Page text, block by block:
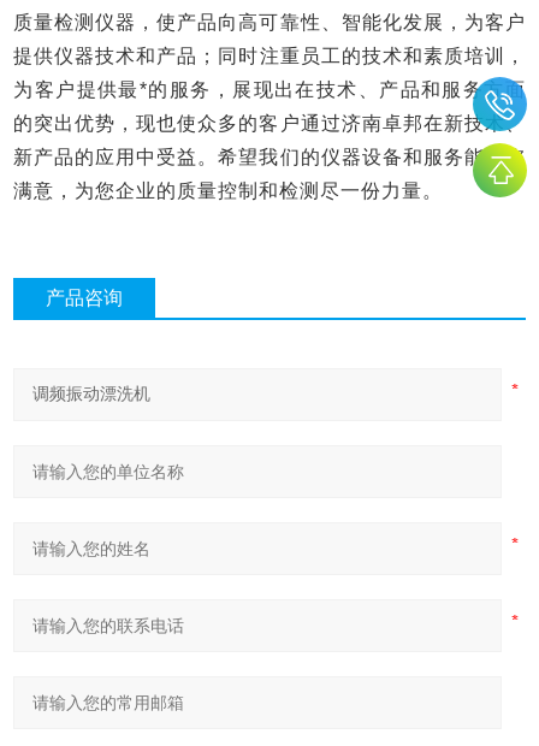
质量检测仪器，使产品向高可靠性、智能化发展，为客户
提供仪器技术和产品；同时注重员工的技术和素质培训，
为客户提供最*的服务，展现出在技术、产品和服务方面
的突出优势，现也使众多的客户通过济南卓邦在新技术、
新产品的应用中受益。希望我们的仪器设备和服务能让您
满意，为您企业的质量控制和检测尽一份力量。
产品咨询